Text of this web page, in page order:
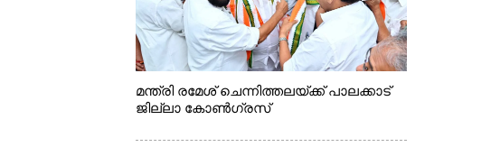
മന്ത്രി രമേശ് ചെന്നിത്തലയ്ക്ക് പാലക്കാട്
ജില്ലാ കോൺഗ്രസ്